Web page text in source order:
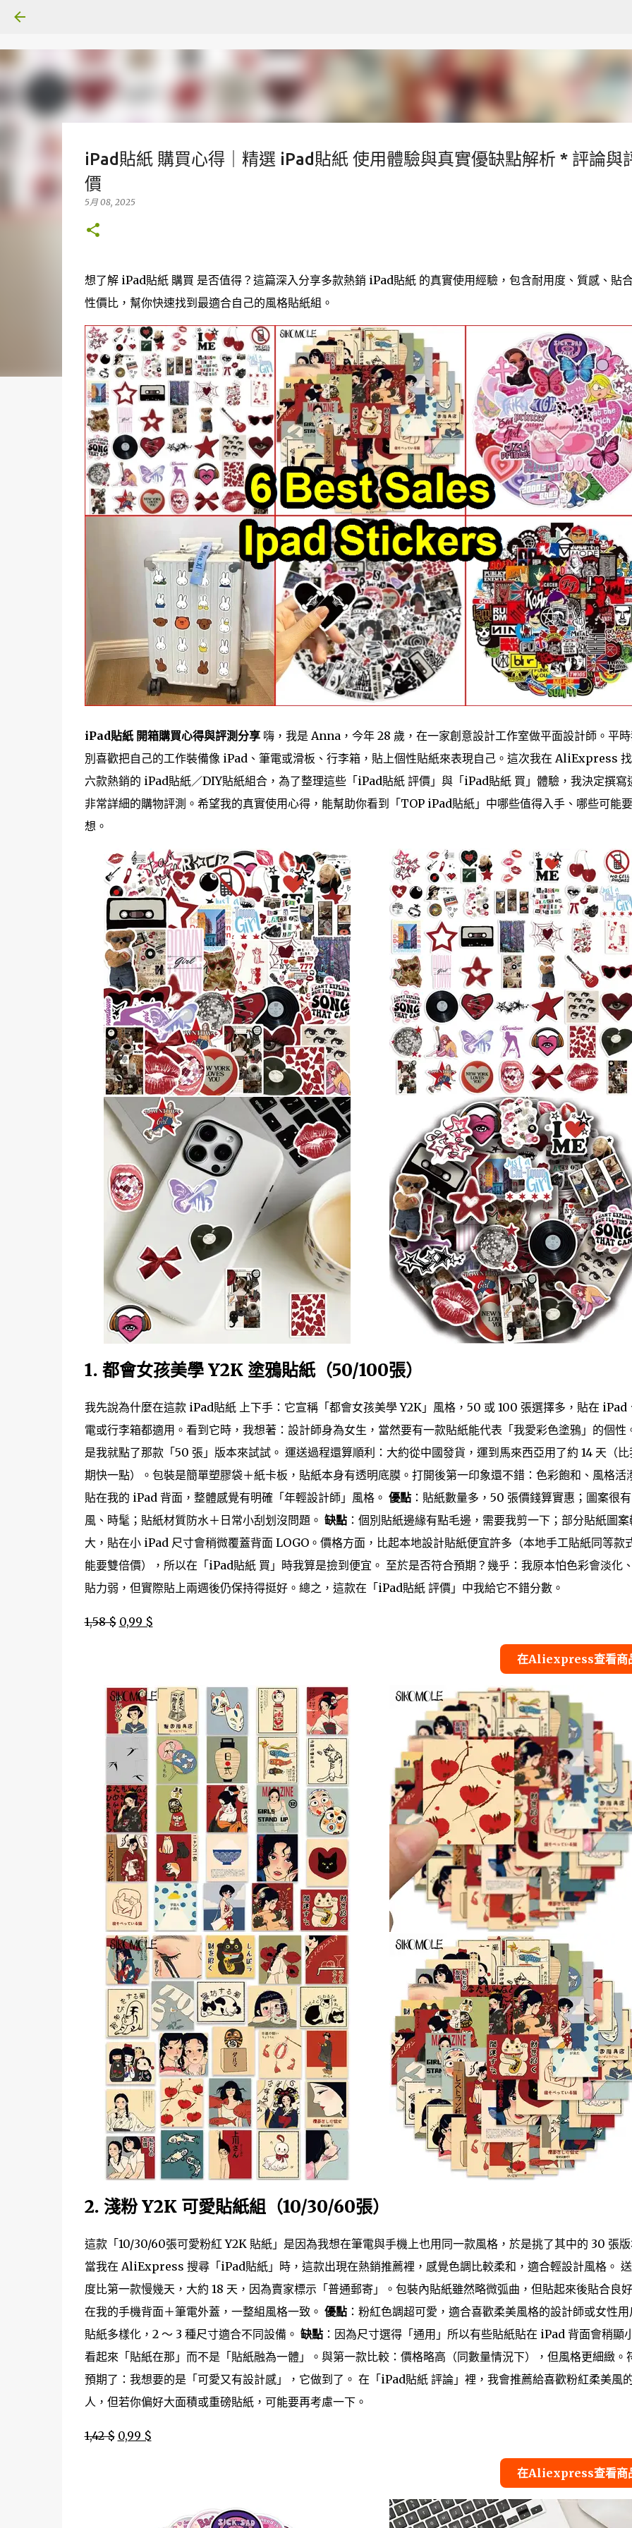
iPad貼紙 購買心得｜精選 iPad貼紙 使用體驗與真實優缺點解析 * 評論與
價
5月 08, 2025
想了解 iPad貼紙 購買 是否值得？這篇深入分享多款熱銷 iPad貼紙 的真實使用經驗，包含耐用度、質感、貼
性價比，幫你快速找到最適合自己的風格貼紙組。
iPad貼紙 開箱購買心得與評測分享嗨，我是 Anna，今年 28 歲，在一家創意設計工作室做平面設計師。平
別喜歡把自己的工作裝備像 iPad、筆電或滑板、行李箱，貼上個性貼紙來表現自己。這次我在 AliExpress
六款熱銷的 iPad貼紙／DIY貼紙組合，為了整理這些「iPad貼紙 評價」與「iPad貼紙 買」體驗，我決定撰寫
非常詳細的購物評測。希望我的真實使用心得，能幫助你看到「TOP iPad貼紙」中哪些值得入手、哪些可能
想。
1. 都會女孩美學 Y2K 塗鴉貼紙（50/100張）
我先說為什麼在這款 iPad貼紙 上下手：它宣稱「都會女孩美學 Y2K」風格，50 或 100 張選擇多，貼在 iPad
電或行李箱都適用。看到它時，我想著：設計師身為女生，當然要有一款貼紙能代表「我愛彩色塗鴉」的個性
是我就點了那款「50 張」版本來試試。 運送過程還算順利：大約從中國發貨，運到馬來西亞用了約 14 天（比
期快一點）。包裝是簡單塑膠袋＋紙卡板，貼紙本身有透明底膜。打開後第一印象還不錯：色彩飽和、風格活
貼在我的 iPad 背面，整體感覺有明確「年輕設計師」風格。 優點：貼紙數量多，50 張價錢算實惠；圖案很
風、時髦；貼紙材質防水＋日常小刮划沒問題。 缺點：個別貼紙邊緣有點毛邊，需要我剪一下；部分貼紙圖案
大，貼在小 iPad 尺寸會稍微覆蓋背面 LOGO。價格方面，比起本地設計貼紙便宜許多（本地手工貼紙同等款
能要雙倍價），所以在「iPad貼紙 買」時我算是撿到便宜。 至於是否符合預期？幾乎：我原本怕色彩會淡化
貼力弱，但實際貼上兩週後仍保持得挺好。總之，這款在「iPad貼紙 評價」中我給它不錯分數。
1,58 $ 0,99 $
在Aliexpress查看商
2. 淺粉 Y2K 可愛貼紙組（10/30/60張）
這款「10/30/60張可愛粉紅 Y2K 貼紙」是因為我想在筆電與手機上也用同一款風格，於是挑了其中的 30 張
當我在 AliExpress 搜尋「iPad貼紙」時，這款出現在熱銷推薦裡，感覺色調比較柔和，適合輕設計風格。
度比第一款慢幾天，大約 18 天，因為賣家標示「普通郵寄」。包裝內貼紙雖然略微弧曲，但貼起來後貼合良
在我的手機背面＋筆電外蓋，一整組風格一致。 優點：粉紅色調超可愛，適合喜歡柔美風格的設計師或女性用
貼紙多樣化，2 ～ 3 種尺寸適合不同設備。 缺點：因為尺寸選得「通用」所以有些貼紙貼在 iPad 背面會稍顯
看起來「貼紙在那」而不是「貼紙融為一體」。與第一款比較：價格略高（同數量情況下），但風格更細緻。
預期了：我想要的是「可愛又有設計感」，它做到了。 在「iPad貼紙 評論」裡，我會推薦給喜歡粉紅柔美風
人，但若你偏好大面積或重磅貼紙，可能要再考慮一下。
1,42 $ 0,99 $
在Aliexpress查看商